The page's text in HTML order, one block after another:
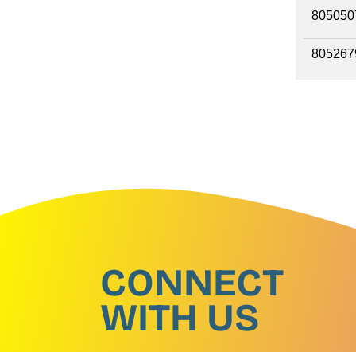
CONNECT
WITH US